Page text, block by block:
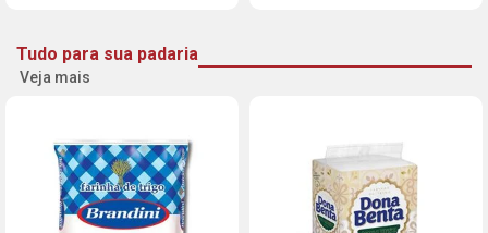
Tudo para sua padaria
Veja mais